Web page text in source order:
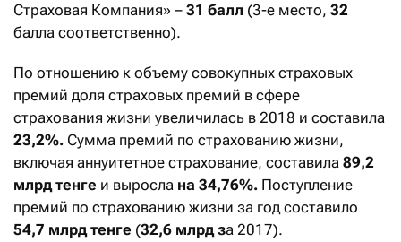
Страховая Компания» – 31 балл (3-е место, 32
балла соответственно).
По отношению к объему совокупных страховых
премий доля страховых премий в сфере
страхования жизни увеличилась в 2018 и составила
23,2%. Сумма премий по страхованию жизни,
включая аннуитетное страхование, составила 89,2
млрд тенге и выросла на 34,76%. Поступление
премий по страхованию жизни за год составило
54,7 млрд тенге (32,6 млрд за 2017).